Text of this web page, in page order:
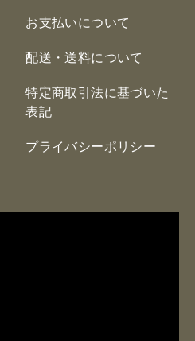
お支払いについて
配送・送料について
特定商取引法に基づいた
表記
プライバシーポリシー